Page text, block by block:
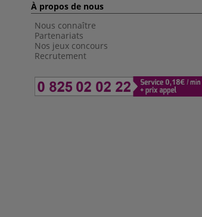
À propos de nous
Nous connaître
Partenariats
Nos jeux concours
Recrutement